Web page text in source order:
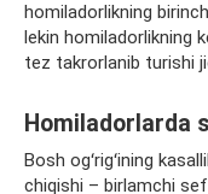
homiladorlikning
lekin homiladorlikning
tez takrorlanib turishi
Homiladorlarda
Bosh ogʻrigʻining
chiqishi – birlamchi